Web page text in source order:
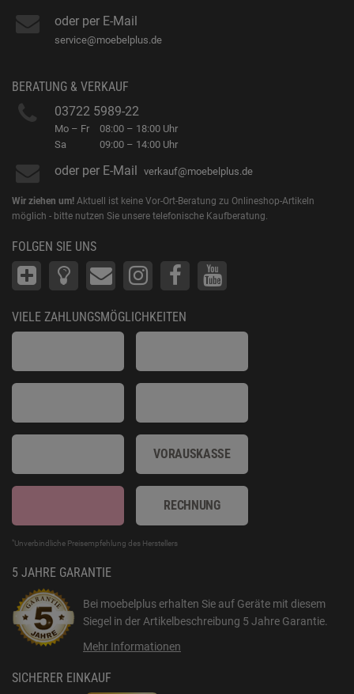
oder per E-Mail
service@moebelplus.de
BERATUNG & VERKAUF
03722 5989-22
Mo – Fr
Sa
08:00 – 18:00 Uhr
09:00 – 14:00 Uhr
oder per E-Mail verkauf@moebelplus.de
Wir ziehen um! Aktuell ist keine Vor-Ort-Beratung zu Onlineshop-Artikeln
möglich - bitte nutzen Sie unsere telefonische Kaufberatung.
FOLGEN SIE UNS
VIELE ZAHLUNGSMÖGLICHKEITEN
VORAUSKASSE
RECHNUNG
*Unverbindliche Preisempfehlung des Herstellers
5 JAHRE GARANTIE
Bei moebelplus erhalten Sie auf Geräte mit diesem
Siegel in der Artikelbeschreibung 5 Jahre Garantie.
Mehr Informationen
SICHERER EINKAUF